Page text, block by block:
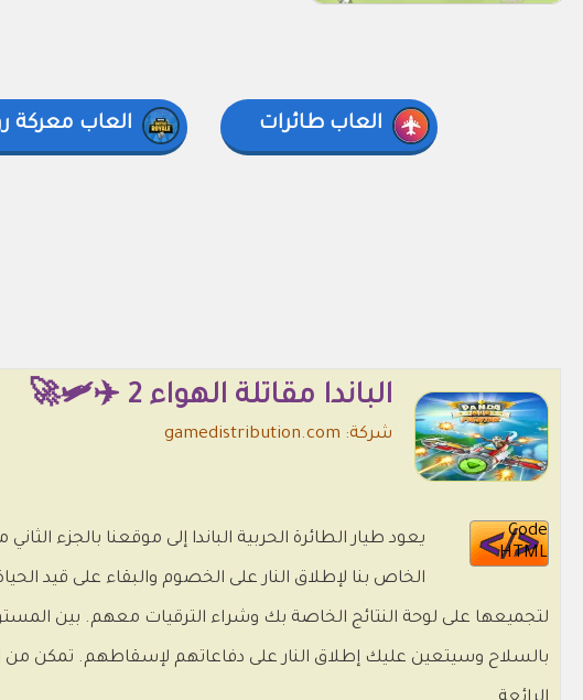
العاب طائرات العاب معركة
الباندا مقاتلة الهواء 2 ✈️🛩️🚀
شركة: gamedistribution.com
Code
HTML
الخاص بنا لإطلاق النار على الخصوم والبقاء على قيد
لتجميعها على لوحة النتائج الخاصة بك وشراء الترقيات معهم. بين